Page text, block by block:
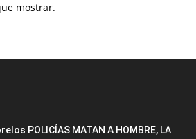
mostrar.
POLICÍAS MATAN A HOMBRE, LA